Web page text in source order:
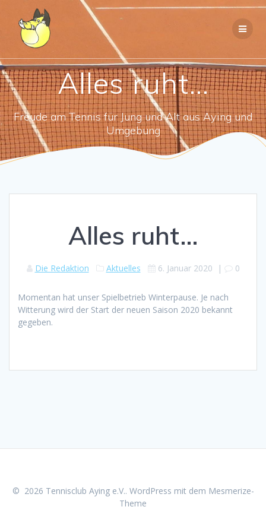
Zum
Alles ruht…
Freude am Tennis für Jung und Alt aus Aying und
Umgebung
Alles ruht…
Die Redaktion Aktuelles 6. Januar 2020 | 0
Momentan hat unser Spielbetrieb Winterpause. Je nach
Witterung wird der Start der neuen Saison 2020 bekannt
gegeben.
© 2026 Tennisclub Aying e.V.. WordPress mit dem Mesmerize-
Theme